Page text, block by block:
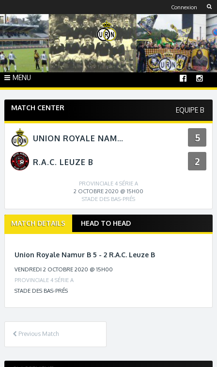
to
content
Connexion
MENU
MATCH CENTER EQUIPE B
UNION ROYALE NAMUR B 5
R.A.C. LEUZE B 2
PROVINCIALE 4 SÉRIE A
2 OCTOBRE 2020 @ 15H00
STADE DES BAS-PRÉS
MATCH DETAILS HEAD TO HEAD
Union Royale Namur B 5 - 2 R.A.C. Leuze B
VENDREDI 2 OCTOBRE 2020 @ 15H00
PROVINCIALE 4 SÉRIE A
STADE DES BAS-PRÉS
Match
navigation
Previous Match